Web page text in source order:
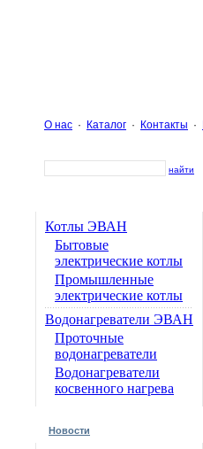
О нас · Каталог · Контакты ·
найти
Котлы ЭВАН
Бытовые
электрические котлы
Промышленные
электрические котлы
Водонагреватели ЭВАН
Проточные
водонагреватели
Водонагреватели
косвенного нагрева
Новости